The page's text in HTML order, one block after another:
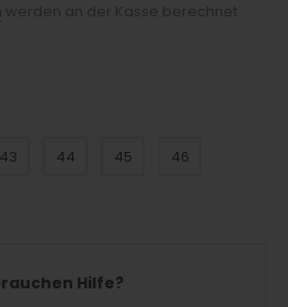
werden an der Kasse berechnet
43 44 45 46
Hilfe?